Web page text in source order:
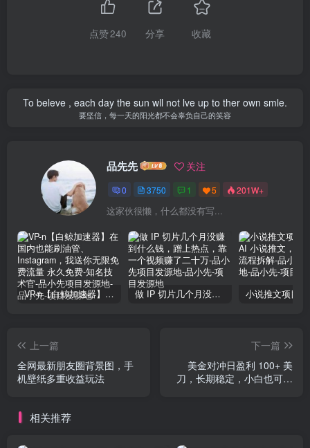
点赞240 分享 收藏
To beleve , each day the sun wll not lve up to ther own smle.
要坚信，每一天的阳光都不会辜负自己的笑容
品先先 关注
0 3750 1 5 201W+
这家伙很懒，什么都没有写...
VP-n【白鲸加速器】在国内也能刷油管、Instagram，我送你无限免费流量 永久免费-知名技术官-品小先项目发源地 做 IP 切片几个月没赚到什么钱，蹭上热点，靠一个视频赚了二十万-品小先项目发源地
上一篇
全网最新朋友圈背景图，手
机壁纸多重收益玩法
下一篇
美金对冲日盈利 100+ 美
刀，长期稳定，小白也可以
相关推荐